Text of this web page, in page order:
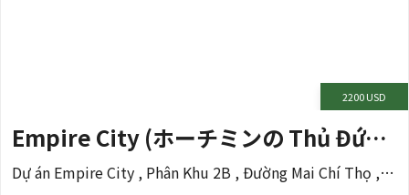
2200 USD
Empire City (ホーチミンの Thủ Đức 区)
Dự án Empire City , Phân Khu 2B , Đường Mai Chí Thọ , Phường Thủ Thêm , Tp Thủ Đức , TP HCM